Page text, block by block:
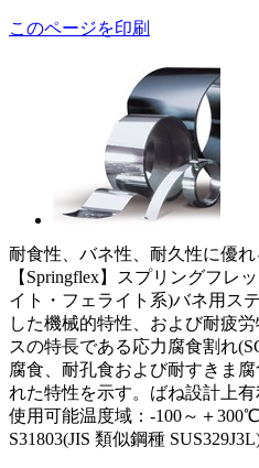
このページを印刷
耐食性、バネ性、耐久性に優れ
【Springflex】スプリングフレ
イト・フェライト系)バネ用ス
した機械的特性、および耐疲
スの特長である応力腐食割れ
腐食、耐孔食および耐すきま
れた特性を示す。ばね設計上
使用可能温度域：-100～＋300℃
S31803(JIS 類似鋼種 SUS329J3L)